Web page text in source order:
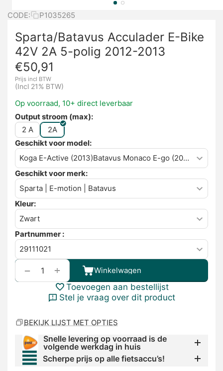
CODE: P1035265
Sparta/Batavus Acculader E-Bike
42V 2A 5-polig 2012-2013
€50,91
Prijs incl BTW
(Incl 21% BTW)
Op voorraad, 10+ direct leverbaar
Output stroom (max):
2 A
2A
Geschikt voor model:
Geschikt voor merk:
Kleur:
Partnummer :
+
− Winkelwagen
Toevoegen aan bestellijst
Stel je vraag over dit product
BEKIJK LIJST MET OPTIES
Snelle levering op voorraad is de
volgende werkdag in huis
Scherpe prijs op alle fietsaccu’s!